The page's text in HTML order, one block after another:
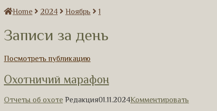
Home
2024 Ноябрь 1
Записи за день
Посмотреть публикацию
Охотничий марафон
Отчеты об охоте Редакция01.11.2024Комментировать